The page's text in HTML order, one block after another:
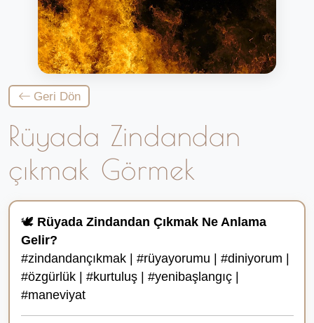
Geri Dön
Rüyada Zindandan
çıkmak Görmek
🕊️ Rüyada Zindandan Çıkmak Ne Anlama
Gelir?
#zindandançıkmak | #rüyayorumu | #diniyorum |
#özgürlük | #kurtuluş | #yenibaşlangıç |
#maneviyat